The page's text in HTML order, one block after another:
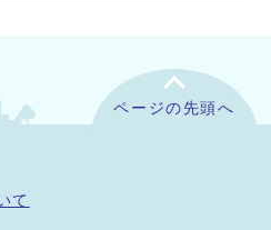
ページの先頭へ
て